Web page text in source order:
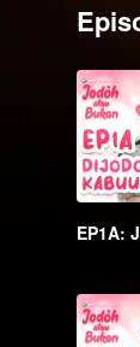
sendiri,
EP1A: